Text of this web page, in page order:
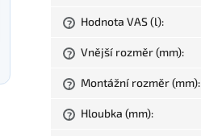
? Hodnota VAS (l):
? Vnější rozměr (mm):
? Montážní rozměr (mm):
? Hloubka (mm):